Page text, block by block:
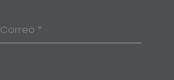
Correo *